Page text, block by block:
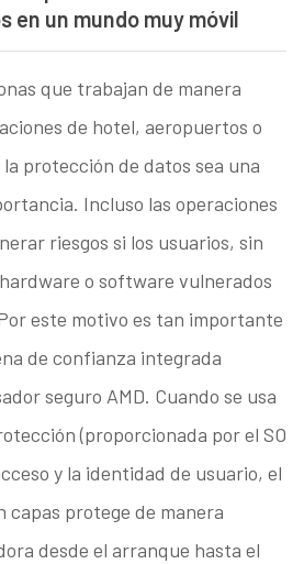
en un mundo muy móvil
que trabajan de manera
de hotel, aeropuertos o
protección de datos sea una
Incluso las operaciones
riesgos si los usuarios, sin
o software vulnerados
este motivo es tan importante
de confianza integrada
seguro AMD. Cuando se usa
(proporcionada por el SO
y la identidad de usuario, el
capas protege de manera
desde el arranque hasta el